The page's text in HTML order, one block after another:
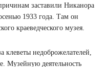
заставили Никанора
1933 года. Там он
краеведческого музея.
клеветы недоброжелателей,
Музейную деятельность